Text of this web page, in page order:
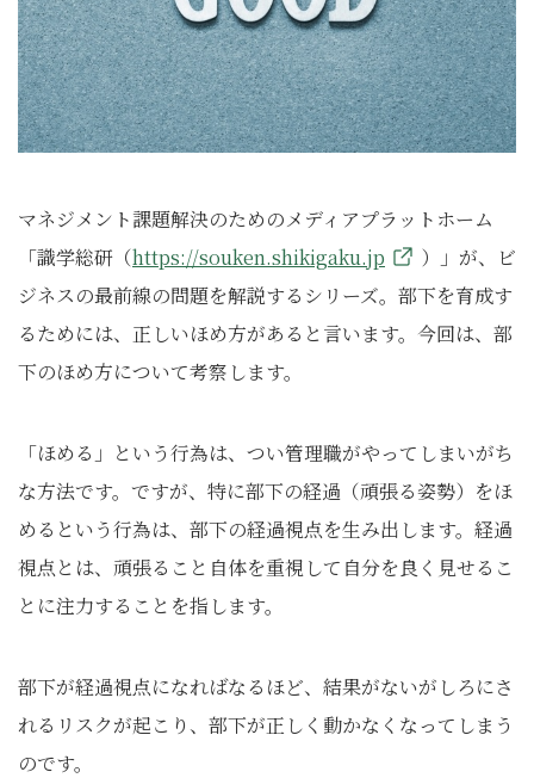
マネジメント課題解決のためのメディアプラットホーム
「識学総研（https://souken.shikigaku.jp
）」が、ビ
ジネスの最前線の問題を解説するシリーズ。部下を育成す
るためには、正しいほめ方があると言います。今回は、部
下のほめ方について考察します。
「ほめる」という行為は、つい管理職がやってしまいがち
な方法です。ですが、特に部下の経過（頑張る姿勢）をほ
めるという行為は、部下の経過視点を生み出します。経過
視点とは、頑張ること自体を重視して自分を良く見せるこ
とに注力することを指します。
部下が経過視点になればなるほど、結果がないがしろにさ
れるリスクが起こり、部下が正しく動かなくなってしまう
のです。